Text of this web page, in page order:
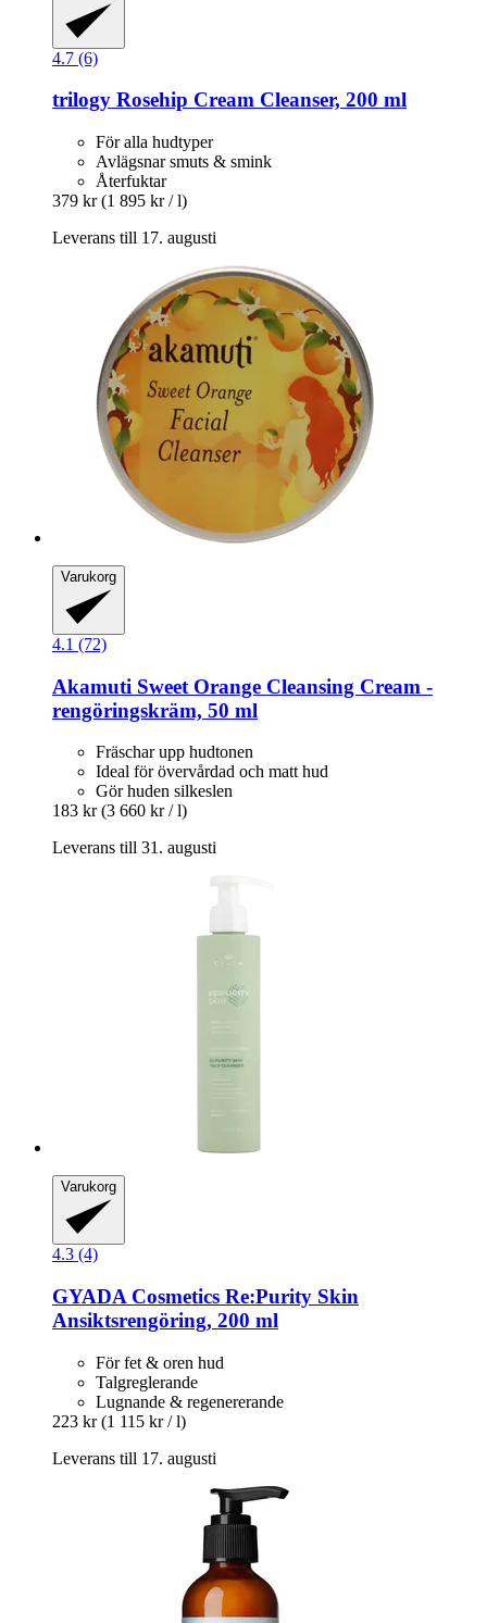
4.7 (6)
trilogy Rosehip Cream Cleanser, 200 ml
För alla hudtyper
Avlägsnar smuts & smink
Återfuktar
379 kr (1 895 kr / l)
Leverans till 17. augusti
Varukorg
4.1 (72)
Akamuti Sweet Orange Cleansing Cream -​
rengöringskräm, 50 ml
Fräschar upp hudtonen
Ideal för övervårdad och matt hud
Gör huden silkeslen
183 kr (3 660 kr / l)
Leverans till 31. augusti
Varukorg
4.3 (4)
GYADA Cosmetics Re:Purity Skin
Ansiktsrengöring, 200 ml
För fet & oren hud
Talgreglerande
Lugnande & regenererande
223 kr (1 115 kr / l)
Leverans till 17. augusti